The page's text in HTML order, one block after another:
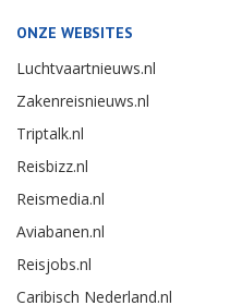
ONZE WEBSITES
Luchtvaartnieuws.nl
Zakenreisnieuws.nl
Triptalk.nl
Reisbizz.nl
Reismedia.nl
Aviabanen.nl
Reisjobs.nl
Caribisch Nederland.nl